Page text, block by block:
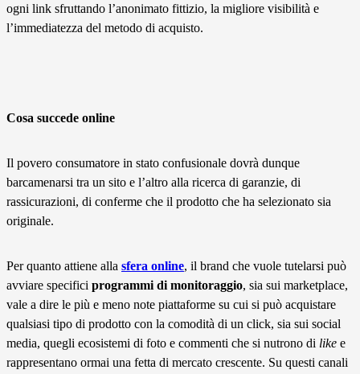
ogni link sfruttando l’anonimato fittizio, la migliore visibilità e
l’immediatezza del metodo di acquisto.
Cosa succede online
Il povero consumatore in stato confusionale dovrà dunque
barcamenarsi tra un sito e l’altro alla ricerca di garanzie, di
rassicurazioni, di conferme che il prodotto che ha selezionato sia
originale.
Per quanto attiene alla sfera online, il brand che vuole tutelarsi può
avviare specifici programmi di monitoraggio, sia sui marketplace,
vale a dire le più e meno note piattaforme su cui si può acquistare
qualsiasi tipo di prodotto con la comodità di un click, sia sui social
media, quegli ecosistemi di foto e commenti che si nutrono di like e
rappresentano ormai una fetta di mercato crescente. Su questi canali